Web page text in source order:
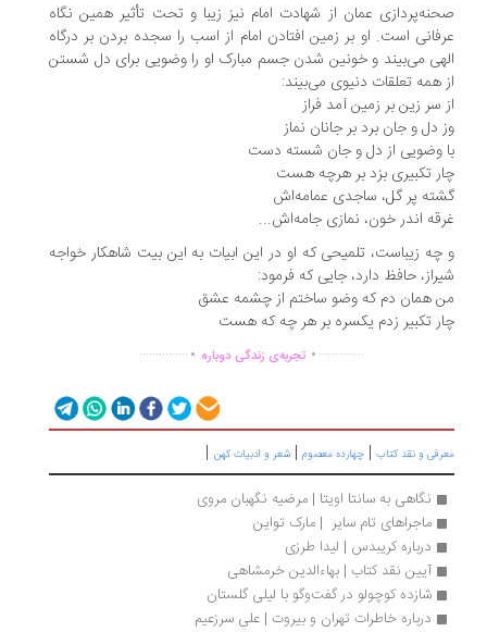
عمان از شهادت امام نیز زیبا و تحت تأثیر همین نگاه
است. او بر زمین افتادن امام از اسب را سجده بردن بر درگاه
می‌بیند و خونین شدن جسم مبارک او را وضویی برای دل شستن
همه تعلقات دنیوی می‌بیند:
سر زین بر زمین آمد فراز
دل و جان برد بر جانان نماز
وضویی از دل و جان شسته دست
تکبیری بزد بر هرچه هست
پر گل، ساجدی عمامه‌‌اش
اندر خون، نمازی جامه‌اش...
زیباست، تلمیحی که او در این ابیات به این بیت شاهکار خواجه
حافظ دارد، جایی که فرمود:
همان دم که وضو ساختم از چشمه عشق
تکبیر زدم یکسره بر هر چه که هست
................تجربه‌ی زندگی دوباره ...............
و نقد کتاب|چهارده معصوم|شعر و ادبیات کهن|
نگاهی به سانتا اویتا | مرضیه نگهبان مروی
ماجراهای تام سایر  | مارک تواین
درباره کریبدس | لیدا طرزی
آیین نقد کتاب | بهاءالدین خرمشاهی
شازده کوچولو در گفت‌وگو با لیلی گلستان
درباره خاطرات تهران و بیروت | علی سرزعیم